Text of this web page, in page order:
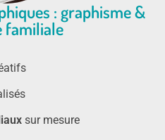
: graphisme &
familiale
sur mesure